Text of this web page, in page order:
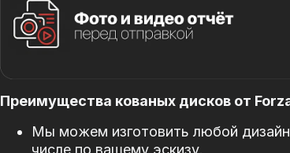
Преимущества кованых дисков от
Мы можем изготовить любой